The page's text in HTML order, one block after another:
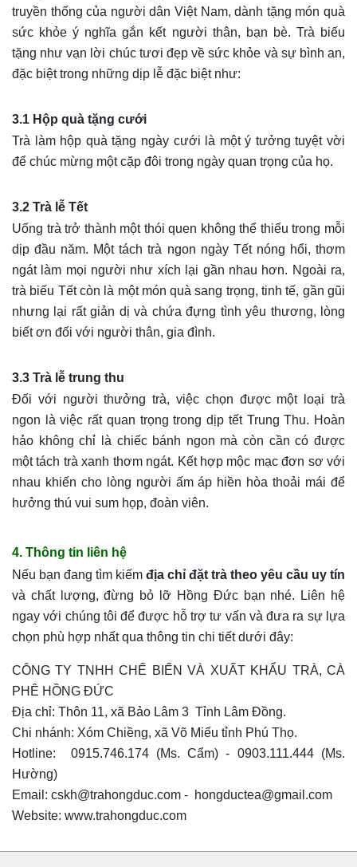
truyền thống của người dân Việt Nam, dành tặng món quà
sức khỏe ý nghĩa gắn kết người thân, bạn bè. Trà biếu
tặng như vạn lời chúc tươi đẹp về sức khỏe và sự bình an,
đặc biệt trong những dịp lễ đặc biệt như:
3.1 Hộp quà tặng cưới
Trà làm hộp quà tặng ngày cưới là một ý tưởng tuyệt vời
để chúc mừng một cặp đôi trong ngày quan trọng của họ.
3.2 Trà lễ Tết
Uống trà trở thành một thói quen không thể thiếu trong mỗi
dịp đầu năm. Một tách trà ngon ngày Tết nóng hổi, thơm
ngát làm mọi người như xích lại gần nhau hơn. Ngoài ra,
trà biếu Tết còn là một món quà sang trọng, tinh tế, gần gũi
nhưng lại rất giản dị và chứa đựng tình yêu thương, lòng
biết ơn đối với người thân, gia đình.
3.3 Trà lễ trung thu
Đối với người thưởng trà, việc chọn được một loại trà
ngon là việc rất quan trọng trong dịp tết Trung Thu. Hoàn
hảo không chỉ là chiếc bánh ngon mà còn cần có được
một tách trà xanh thơm ngát. Kết hợp mộc mạc đơn sơ với
nhau khiến cho lòng người ấm áp hiền hòa thoải mái để
hưởng thú vui sum họp, đoàn viên.
4. Thông tin liên hệ
Nếu bạn đang tìm kiếm địa chỉ đặt trà theo yêu cầu uy tín
và chất lượng, đừng bỏ lỡ Hồng Đức bạn nhé. Liên hệ
ngay với chúng tôi để được hỗ trợ tư vấn và đưa ra sự lựa
chọn phù hợp nhất qua thông tin chi tiết dưới đây:
CÔNG TY TNHH CHẾ BIẾN VÀ XUẤT KHẨU TRÀ, CÀ
PHÊ HỒNG ĐỨC
Địa chỉ: Thôn 11, xã Bảo Lâm 3 Tỉnh Lâm Đồng.
Chi nhánh: Xóm Chiềng, xã Võ Miếu tỉnh Phú Thọ.
Hotline: 0915.746.174 (Ms. Cẩm) - 0903.111.444 (Ms.
Hường)
Email: cskh@trahongduc.com - hongductea@gmail.com
Website: www.trahongduc.com